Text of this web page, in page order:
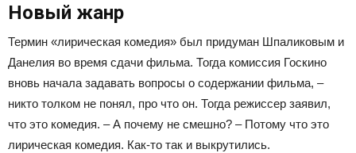
Новый жанр
Термин «лирическая комедия» был придуман Шпаликовым и
Данелия во время сдачи фильма. Тогда комиссия Госкино
вновь начала задавать вопросы о содержании фильма, –
никто толком не понял, про что он. Тогда режиссер заявил,
что это комедия. – А почему не смешно? – Потому что это
лирическая комедия. Как-то так и выкрутились.